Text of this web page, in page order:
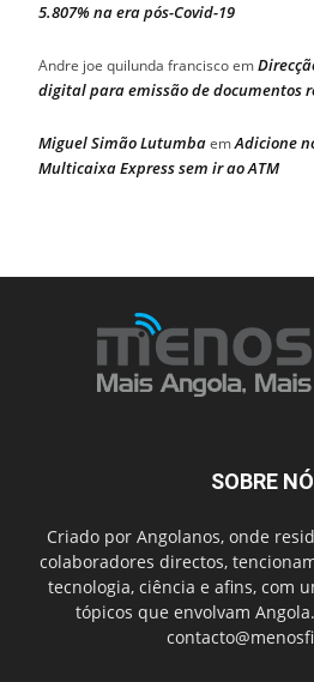
5.807% na era pós-Covid-19
Andre joe quilunda franciscoem
digital para emissão de documentos
Miguel Simão LutumbaemAdicione
Multicaixa Express sem ir ao ATM
SOBRE
Criado por Angolanos, onde
colaboradores directos,
tecnologia, ciência e afins, com
tópicos que envolvam